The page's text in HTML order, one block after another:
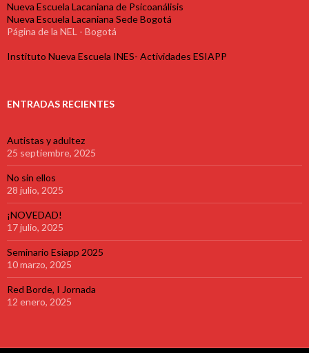
Nueva Escuela Lacaniana de Psicoanálisis
Nueva Escuela Lacaniana Sede Bogotá
Página de la NEL - Bogotá
Instituto Nueva Escuela INES- Actividades ESIAPP
ENTRADAS RECIENTES
Autistas y adultez
25 septiembre, 2025
No sin ellos
28 julio, 2025
¡NOVEDAD!
17 julio, 2025
Seminario Esiapp 2025
10 marzo, 2025
Red Borde, I Jornada
12 enero, 2025